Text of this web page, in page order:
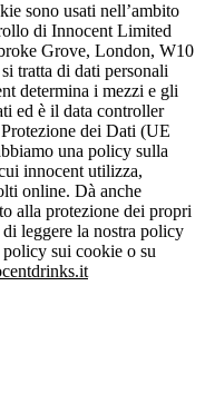
sono usati nell’ambito
di Innocent Limited
Grove, London, W10
tratta di dati personali
determina i mezzi e gli
ed è il data controller
dei Dati (UE
una policy sulla
innocent utilizza,
online. Dà anche
alla protezione dei propri
leggere la nostra policy
sui cookie o su